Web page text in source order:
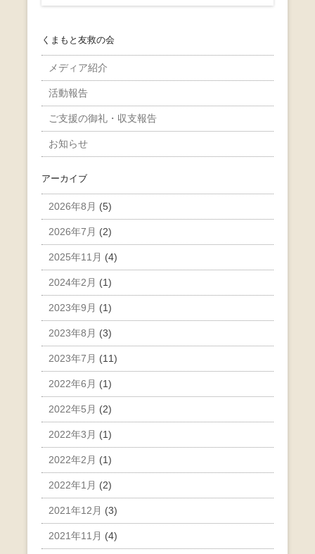
くまもと友救の会
メディア紹介
活動報告
ご支援の御礼・収支報告
お知らせ
アーカイブ
2026年8月 (5)
2026年7月 (2)
2025年11月 (4)
2024年2月 (1)
2023年9月 (1)
2023年8月 (3)
2023年7月 (11)
2022年6月 (1)
2022年5月 (2)
2022年3月 (1)
2022年2月 (1)
2022年1月 (2)
2021年12月 (3)
2021年11月 (4)